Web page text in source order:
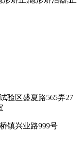
验区盛夏路565弄27
镇兴业路999号